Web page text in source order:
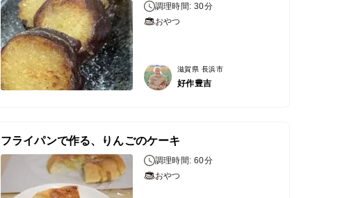
調理時間: 30分
おやつ
滋賀県 長浜市
好作豊吉
フライパンで作る、りんごのケーキ
調理時間: 60分
おやつ